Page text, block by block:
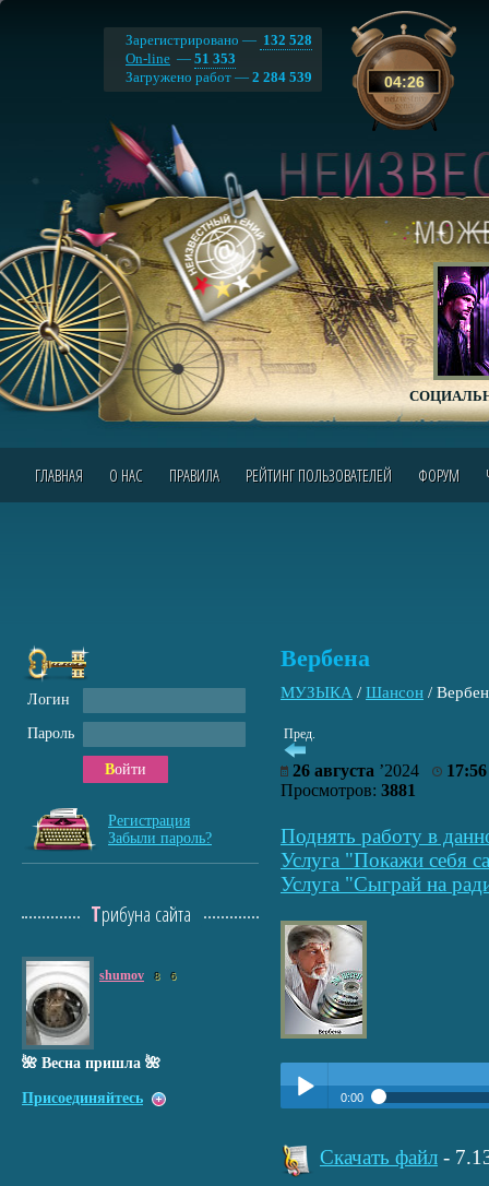
04:26
Зарегистрировано — 132 528
On-line — 51 353
Загружено работ — 2 284 539
ГЛАВНАЯ О НАС ПРАВИЛА РЕЙТИНГ ПОЛЬЗОВАТЕЛЕЙ ФОРУМ
Вербена
МУЗЫКА / Шансон /
Пред.
26 августа ’2024
17:56
Просмотров: 3881
Поднять работу в
Услуга "Покажи себя
Услуга "Сыграй на
Play /
0:00
Скачать файл -
Логин
Пароль
Войти
Регистрация
Забыли пароль?
Трибуна сайта
shumov 8 6
🌺 Весна пришла 🌺
Присоединяйтесь